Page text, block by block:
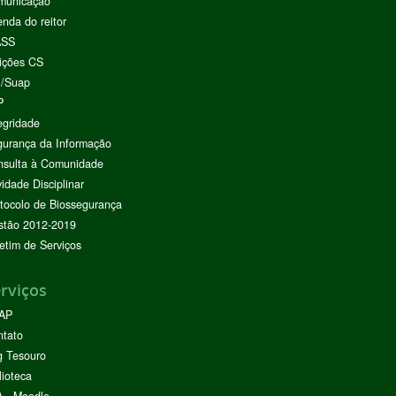
do reitor
CS
Suap
da Informação
à Comunidade
Disciplinar
de Biossegurança
2012-2019
de Serviços
Tesouro